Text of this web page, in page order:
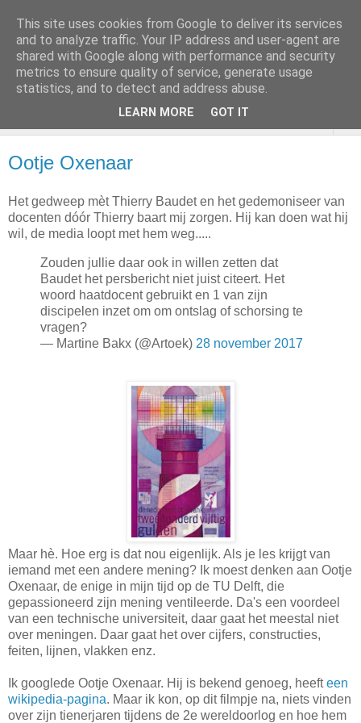
Ootje Oxenaar
Het gedweep mèt Thierry Baudet en het gedemoniseer van
docenten dóór Thierry baart mij zorgen. Hij kan doen wat hij
wil, de media loopt met hem weg.....
Zouden jullie daar ook in willen zetten dat
Baudet het persbericht niet juist citeert. Het
woord haatdocent gebruikt en 1 van zijn
discipelen inzet om om ontslag of schorsing te
vragen?
— Martine Bakx (@Artoek) 28 november 2017
Maar hè. Hoe erg is dat nou eigenlijk. Als je les krijgt van
iemand met een andere mening? Ik moest denken aan Ootje
Oxenaar, de enige in mijn tijd op de TU Delft, die
gepassioneerd zijn mening ventileerde. Da's een voordeel
van een technische universiteit, daar gaat het meestal niet
over meningen. Daar gaat het over cijfers, constructies,
feiten, lijnen, vlakken enz.
Ik googlede Ootje Oxenaar. Hij is bekend genoeg, heefteen
wikipedia-pagina. Maar ik kon, op dit filmpje na, niets vinden
over zijn tienerjaren tijdens de 2e wereldoorlog en hoe hem
This site uses cookies from Google to deliver its services
and to analyze traffic. Your IP address and user-agent are
shared with Google along with performance and security
metrics to ensure quality of service, generate usage
statistics, and to detect and address abuse.
LEARN MORE GOT IT